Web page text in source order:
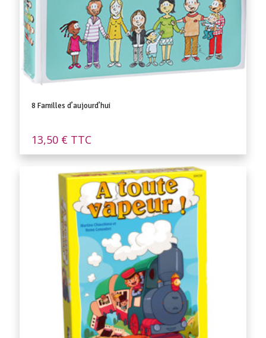
8 Familles d’aujourd’hui
13,50 € TTC